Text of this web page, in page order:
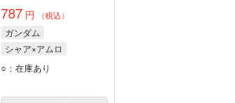
787 円 （税込）
ガンダム
シャア×アムロ
シャア・アズナブル
○：在庫あり